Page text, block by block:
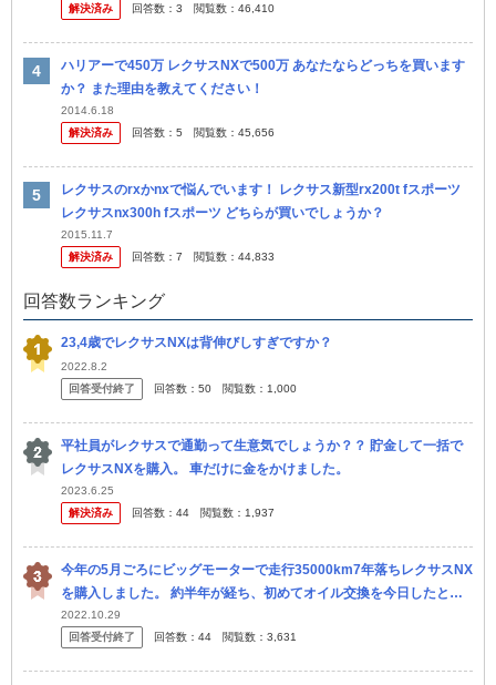
解決済み 回答数： 3 閲覧数： 46,410
ハリアーで450万 レクサスNXで500万 あなたならどっちを買います
か？ また理由を教えてください！
2014.6.18
解決済み
回答数： 5 閲覧数： 45,656
レクサスのrxかnxで悩んでいます！ レクサス新型rx200t fスポーツ
レクサスnx300h fスポーツ どちらが買いでしょうか？
2015.11.7
解決済み
回答数： 7 閲覧数： 44,833
回答数ランキング
23,4歳でレクサスNXは背伸びしすぎですか？
2022.8.2
回答受付終了
回答数： 50 閲覧数： 1,000
平社員がレクサスで通勤って生意気でしょうか？？ 貯金して一括で
レクサスNXを購入。 車だけに金をかけました。
2023.6.25
解決済み
回答数： 44 閲覧数： 1,937
今年の5月ごろにビッグモーターで走行35000km7年落ちレクサスNX
を購入しました。 約半年が経ち、初めてオイル交換を今日したとこ
ろ、タイヤがバースト寸前と言われました。 溝もほとんどなく、タ...
2022.10.29
回答受付終了
回答数： 44 閲覧数： 3,631